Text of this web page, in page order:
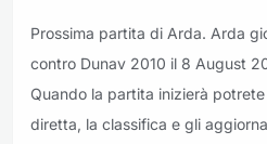
Prossima partita di Arda. Arda
contro Dunav 2010 il 8 August
Quando la partita inizierà
diretta, la classifica e gli